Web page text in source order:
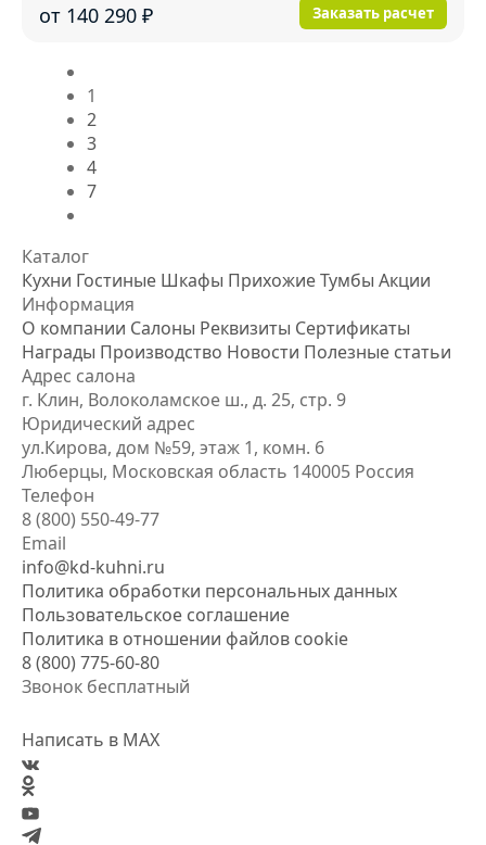
от 140 290 ₽ Заказать расчет
1
2
3
4
7
Каталог
Кухни Гостиные Шкафы ПрихожиеТумбы Акции
Информация
О компании Салоны Реквизиты Сертификаты
Награды Производство Новости Полезные статьи
Адрес салона
г. Клин, Волоколамское ш., д. 25, стр. 9
Юридический адрес
ул.Кирова, дом №59, этаж 1, комн. 6
Люберцы, Московская область 140005 Россия
Телефон
8 (800) 550-49-77
Email
info@kd-kuhni.ru
Политика обработки персональных данных
Пользовательское соглашение
Политика в отношении файлов cookie
8 (800) 775-60-80
Звонок бесплатный
Написать в MAX